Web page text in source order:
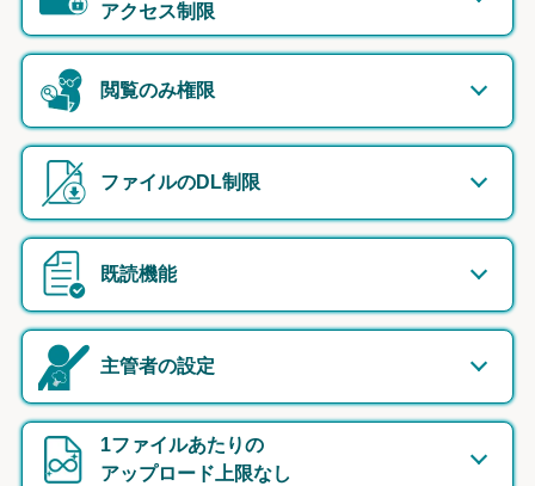
アクセス制限
閲覧のみ権限
ファイルのDL制限
既読機能
主管者の設定
1ファイルあたりの
アップロード上限なし